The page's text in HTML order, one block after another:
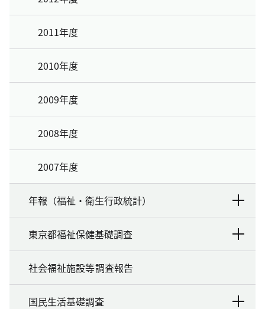
2011年度
2010年度
2009年度
2008年度
2007年度
年報（福祉・衛生行政統計）
東京都福祉保健基礎調査
社会福祉施設等調査報告
国民生活基礎調査